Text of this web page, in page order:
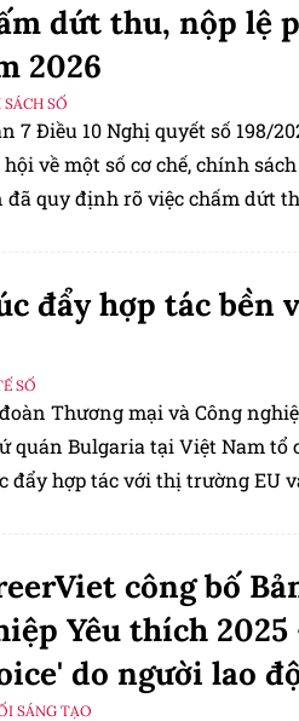
dứt thu, nộp lệ
2026
SỐ
7 Điều 10 Nghị quyết số 198/
hội về một số cơ chế, chính
đã quy định rõ việc chấm dứt
đẩy hợp tác bền
SỐ
Thương mại và Công
quán Bulgaria tại Việt Nam tổ
đẩy hợp tác với thị trường EU
công bố
Yêu thích
do người lao
SÁNG TẠO